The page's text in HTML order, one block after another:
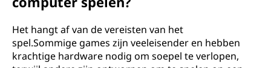
Het hangt af van de vereisten van het
spel.Sommige games zijn veeleisender en hebben
krachtige hardware nodig om soepel te verlopen,